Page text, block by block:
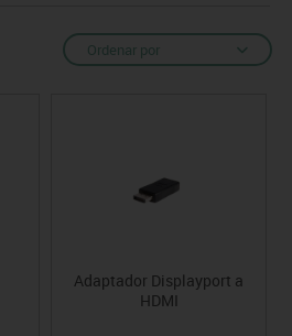
Ordenar por
Adaptador Displayport a
HDMI